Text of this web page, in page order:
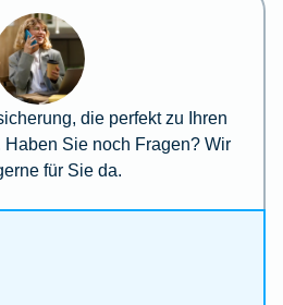
die perfekt zu Ihren
Haben Sie noch Fragen? Wir
für Sie da.